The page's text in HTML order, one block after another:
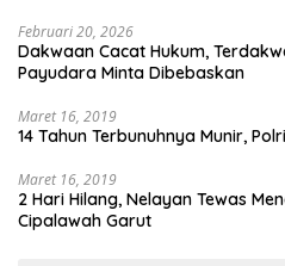
Februari 20, 2026
Dakwaan Cacat Hukum,
Payudara Minta Dibebaskan
Maret 16, 2019
14 Tahun Terbunuhnya Munir,
Maret 16, 2019
2 Hari Hilang, Nelayan Tewas
Cipalawah Garut